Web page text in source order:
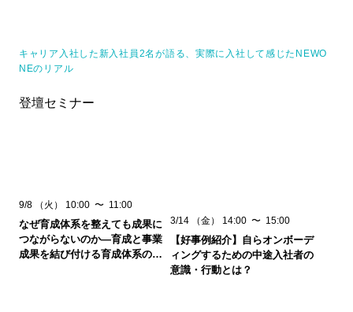
キャリア入社した新入社員2名が語る、実際に入社して感じたNEWO
NEのリアル
登壇セミナー
9/8 （火） 10:00 〜 11:00
なぜ育成体系を整えても成果に
つながらないのか―育成と事業
成果を結び付ける育成体系の考
3/14 （金） 14:00 〜 15:00
【好事例紹介】自らオンボーデ
ィングするための中途入社者の
意識・行動とは？